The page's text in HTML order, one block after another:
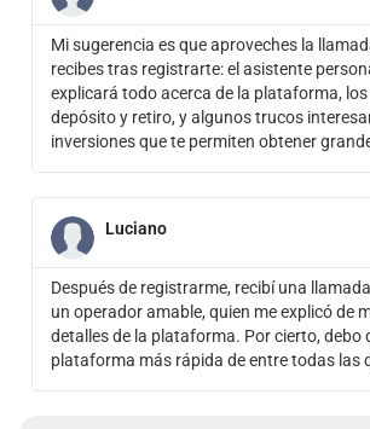
Mi sugerencia es que aproveches la
recibes tras registrarte: el asistente
explicará todo acerca de la plataforma,
depósito y retiro, y algunos trucos
inversiones que te permiten obtener
Luciano
Después de registrarme, recibí una
un operador amable, quien me explicó de
detalles de la plataforma. Por cierto, debo
plataforma más rápida de entre todas las